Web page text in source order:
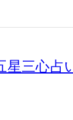
三心占